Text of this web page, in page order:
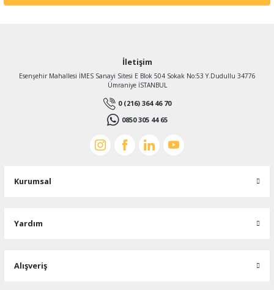
%59 2.901,99 TL
İletişim
Esenşehir Mahallesi İMES Sanayi Sitesi E Blok 504 Sokak No:53 Y.Dudullu 34776
Ümraniye İSTANBUL
0 (216) 364 46 70
0850 305 44 65
Kurumsal
Yardım
Alışveriş